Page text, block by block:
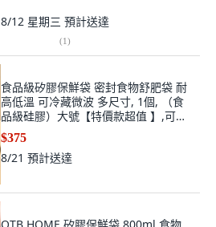
8/12 星期三 預計送達
(1)
食品級矽膠保鮮袋 密封食物舒肥袋 耐
高低溫 可冷藏微波 多尺寸, 1個, （食
品級硅膠）大號【特價款超值 】,可冷
藏/可微波爐
$375
8/21 預計送達